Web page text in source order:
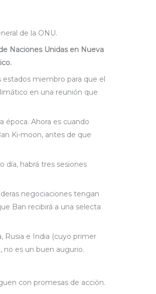
de la ONU.
Naciones Unidas en Nueva
miembro para que el
en una reunión que
época. Ahora es cuando
Ki-moon, antes de que
día, habrá tres sesiones
negociaciones tengan
Ban recibirá a una selecta
Rusia e India (cuyo primer
no es un buen augurio.
con promesas de acción.